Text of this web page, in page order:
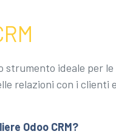
strumento ideale per
relazioni con i clienti
Odoo CRM?